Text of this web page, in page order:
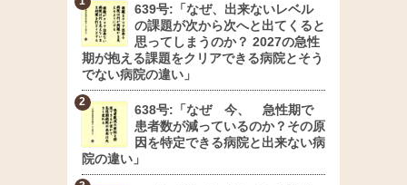
639号:「なぜ、出来ないレベル
の課題が次から次へと出てくると
思ってしまうのか？ 2027の急性
期が抱える課題をクリアできる病院とそう
でない病院の違い」
638号:「なぜ 今、 急性期で
患者数が減っているのか？その原
因を特定できる病院と出来ない病
院の違い」